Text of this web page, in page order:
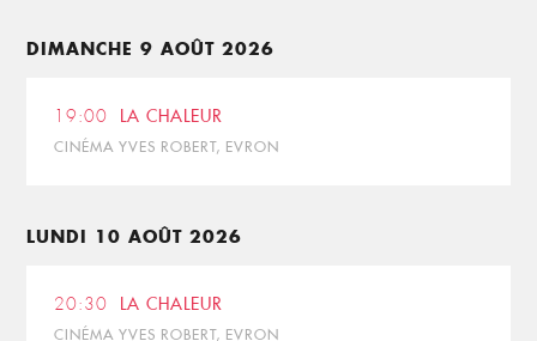
DIMANCHE 9 AOÛT 2026
19:00 LA CHALEUR
CINÉMA YVES ROBERT, EVRON
LUNDI 10 AOÛT 2026
20:30 LA CHALEUR
CINÉMA YVES ROBERT, EVRON